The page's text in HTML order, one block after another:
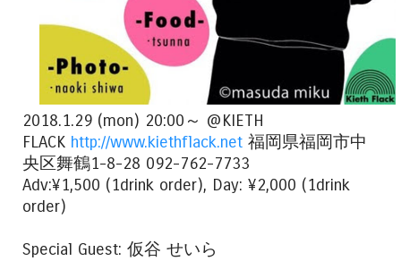
2018.1.29 (mon) 20:00～ @KIETH
FLACK http://www.kiethflack.net 福岡県福岡市中
央区舞鶴1-8-28 092-762-7733
Adv:¥1,500 (1drink order), Day: ¥2,000 (1drink
order)
Special Guest: 仮谷 せいら